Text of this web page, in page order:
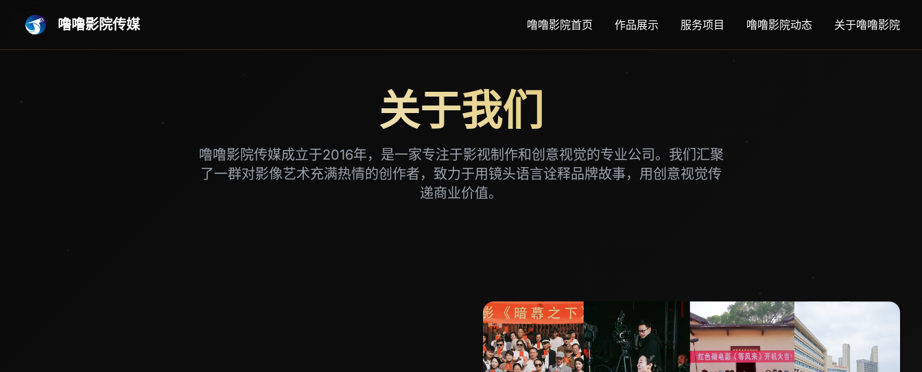
噜噜影院传媒 噜噜影院首页 作品展示 服务项目 噜噜影院动态 关于噜噜影院
关于我们
噜噜影院传媒成立于2016年，是一家专注于影视制作和创意视觉的专业公司。我们汇聚
了一群对影像艺术充满热情的创作者，致力于用镜头语言诠释品牌故事，用创意视觉传
递商业价值。